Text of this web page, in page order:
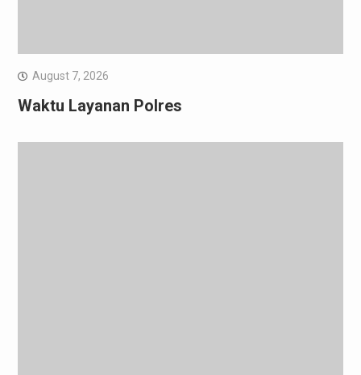
August 7, 2026
Waktu Layanan Polres